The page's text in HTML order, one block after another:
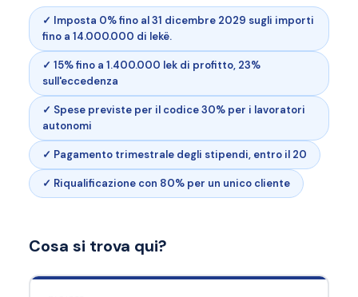
✓ Imposta 0% fino al 31 dicembre 2029 sugli importi
fino a 14.000.000 di lekë.
✓ 15% fino a 1.400.000 lek di profitto, 23%
sull'eccedenza
✓ Spese previste per il codice 30% per i lavoratori
autonomi
✓ Pagamento trimestrale degli stipendi, entro il 20
✓ Riqualificazione con 80% per un unico cliente
Cosa si trova qui?